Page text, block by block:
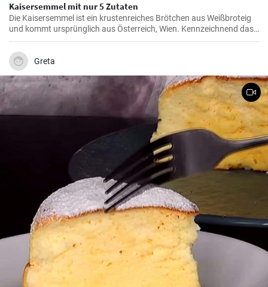
Kaisersemmel mit nur 5 Zutaten
Die Kaisersemmel ist ein krustenreiches Brötchen aus Weißbroteig
und kommt ursprünglich aus Österreich, Wien. Kennzeichnend das
sternförmige Muster auf der Semmel durch Falten des Teigstücks
und natürlich mit Hefeteig gebacken.
Greta